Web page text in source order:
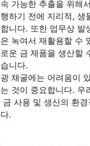
가능한 추출을 위해
하기 전에 지리적, 생
니다. 또한 업무상 발
녹여서 재활용할 수
운 금 제품을 생산할
니다.
채굴에는 어려움이
것이 중요합니다. 우
금 사용 및 생산의 환
.